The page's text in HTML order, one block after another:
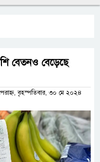
বেতনও বেড়েছে
বৃহস্পতিবার, ৩০ মে ২০২৪